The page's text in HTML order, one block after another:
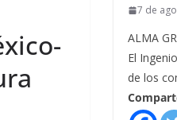
7 de
ALMA
El
de los